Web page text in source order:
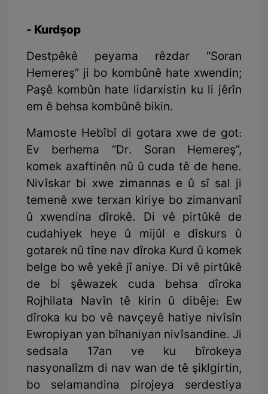
- Kurdşop
Destpêkê peyama rêzdar “Soran
Hemereş” ji bo kombûnê hate xwendin;
Paşê kombûn hate lidarxistin ku li jêrîn
em ê behsa kombûnê bikin.
Mamoste Hebîbî di gotara xwe de got:
Ev berhema “Dr. Soran Hemereş”,
komek axaftinên nû û cuda tê de hene.
Nivîskar bi xwe zimannas e û sî sal ji
temenê xwe terxan kiriye bo zimanvanî
û xwendina dîrokê. Di vê pirtûkê de
cudahiyek heye û mijûl e dîskurs û
gotarek nû tîne nav dîroka Kurd û komek
belge bo wê yekê jî aniye. Di vê pirtûkê
de bi şêwazek cuda behsa dîroka
Rojhilata Navîn tê kirin û dibêje: Ew
dîroka ku bo vê navçeyê hatiye nivîsîn
Ewropiyan yan bîhaniyan nivîsandine. Ji
sedsala 17an ve ku bîrokeya
nasyonalîzm di nav wan de tê şiklgirtin,
bo selamandina pirojeya serdestiya